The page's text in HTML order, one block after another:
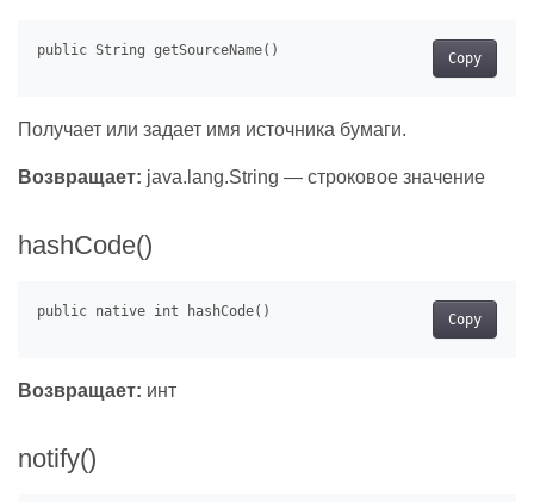
Copy
Получает или задает имя источника бумаги.
Возвращает: java.lang.String — строковое значение
hashCode()
Copy
Возвращает: инт
notify()